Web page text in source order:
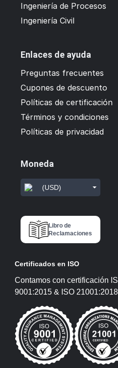
Ingeniería de Procesos
Ingeniería Civil
Enlaces de ayuda
Preguntas frecuentes
Cupones de descuento
Políticas de certificación
Términos y condiciones
Políticas de privacidad
Moneda
(USD)
Libro de
Reclamaciones
Certificados en ISO
Contamos con certificación
9001:2015 & ISO